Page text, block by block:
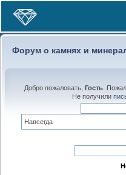
Форум о камнях и
Добро пожаловать, Гость.
Не получили